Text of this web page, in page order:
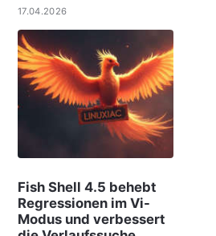
17.04.2026
Fish Shell 4.5 behebt
Regressionen im Vi-
Modus und verbessert